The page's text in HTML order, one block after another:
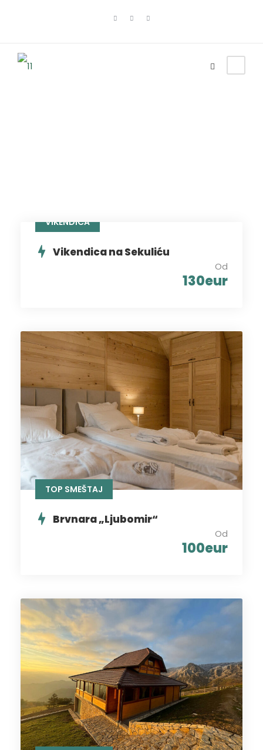
VIKENDICA
Vikendica na Sekuliću
Od
130eur
TOP SMEŠTAJ
Brvnara „Ljubomir“
Od
100eur